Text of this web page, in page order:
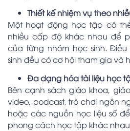
Thiết kế nhiệm vụ theo
Một hoạt động học tập có
nhiều cấp độ khác nhau để
của từng nhóm học sinh.
sinh đều có cơ hội tham gia và
Đa dạng hóa tài liệu học
Bên cạnh sách giáo khoa,
video, podcast, trò chơi ngôn
hoặc các nguồn học liệu số
phong cách học tập khác